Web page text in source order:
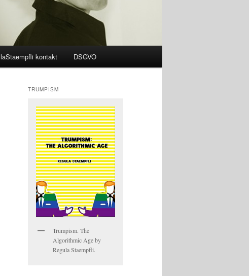
laStaempfli kontakt DSGVO
TRUMPISM
Trumpism. The
Algorithmic Age by
Regula Staempfli.